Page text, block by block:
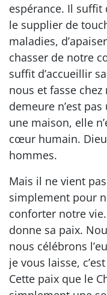
espérance. Il suffit
le supplier de
maladies,
chasser de notre
suffit d’accueillir
nous et fasse
demeure n’est
une maison, elle
cœur humain.
hommes.
Mais il ne vient
simplement pour
conforter notre
donne sa paix.
nous célébrons
je vous laisse,
Cette paix que le